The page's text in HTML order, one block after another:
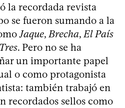
la recordada revista
se fueron sumando a la
Jaque,Brecha,El País
Tres. Pero no se ha
un importante papel
o como protagonista
también trabajó en
recordados sellos como